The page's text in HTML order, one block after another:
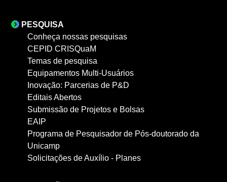
PESQUISA
Conheça nossas pesquisas
CEPID CRISQuaM
Temas de pesquisa
Equipamentos Multi-Usuários
Inovação: Parcerias de P&D
Editais Abertos
Submissão de Projetos e Bolsas
EAIP
Programa de Pesquisador de Pós-doutorado da
Unicamp
Solicitações de Auxílio - Planes